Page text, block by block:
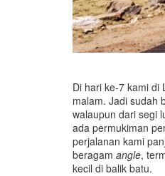
Di hari ke-7 kami di
malam. Jadi sudah
walaupun dari segi
ada permukiman
perjalanan kami
beragam angle,
kecil di balik batu.